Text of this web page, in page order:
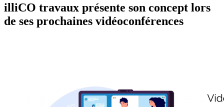
illiCO travaux présente son concept lors
de ses prochaines vidéoconférences